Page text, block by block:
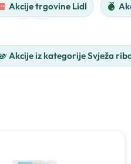
Akcije trgovine Lidl
Akcije iz kategorije Svježa